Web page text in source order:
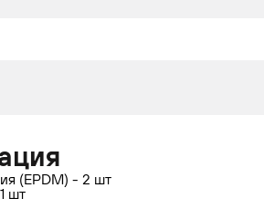
(EPDM) - 2 шт
шт